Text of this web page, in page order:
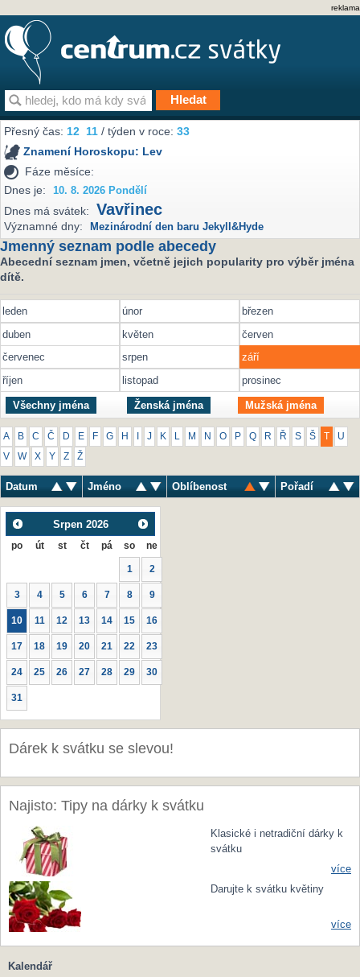
reklama
Přesný čas:12 11 / týden v roce:33
Znamení Horoskopu: Lev
Fáze měsíce:
Dnes je:
10. 8. 2026 Pondělí
Dnes má svátek: Vavřinec
Významné dny: Mezinárodní den baru Jekyll&Hyde
Jmenný seznam podle abecedy
Abecední seznam jmen, včetně jejich popularity pro výběr jména
dítě.
leden únor
březen
duben
květen
červen
červenec
srpen
září
říjen
listopad prosinec
Všechny jména Ženská jména Mužská jména
A B C Č D E F G H J K M N O P Q R Ř S Š U
V W X Y Z Ž
Datum Jméno Oblíbenost Pořadí
Srpen 2026
po út st čt pá so ne
1 2
3 4 5 6 7 8 9
10 11 12 13 14 15 16
17 18 19 20 21 22 23
24 25 26 27 28 29 30
31
Dárek k svátku se slevou!
Najisto: Tipy na dárky k svátku
Klasické i netradiční dárky k
svátku
více
Darujte k svátku květiny
více
Kalendář